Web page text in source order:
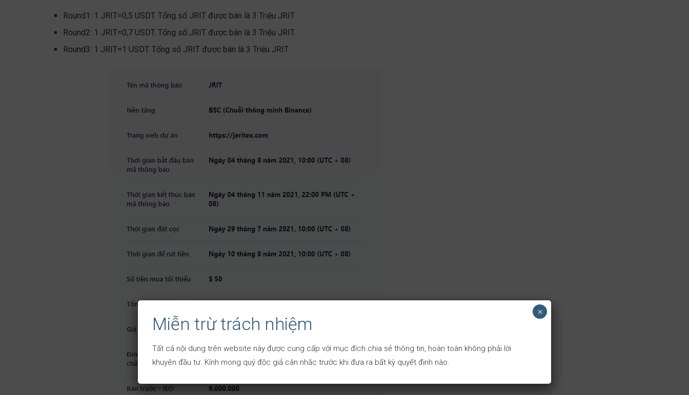
Round1: 1 JRIT=0,5 USDT. Tổng số JRIT được bán là 3 Triệu JRIT
Round2: 1 JRIT=0,7 USDT. Tổng số JRIT được bán là 3 Triệu JRIT
Round3: 1 JRIT=1 USDT. Tổng số JRIT được bán là 3 Triệu JRIT
Miễn trừ trách nhiệm
Tất cả nội dung trên website này được cung cấp với mục đích chia sẻ thông tin, hoàn toàn không phải lời
khuyên đầu tư. Kính mong quý độc giả cân nhắc trước khi đưa ra bất kỳ quyết định nào.
×